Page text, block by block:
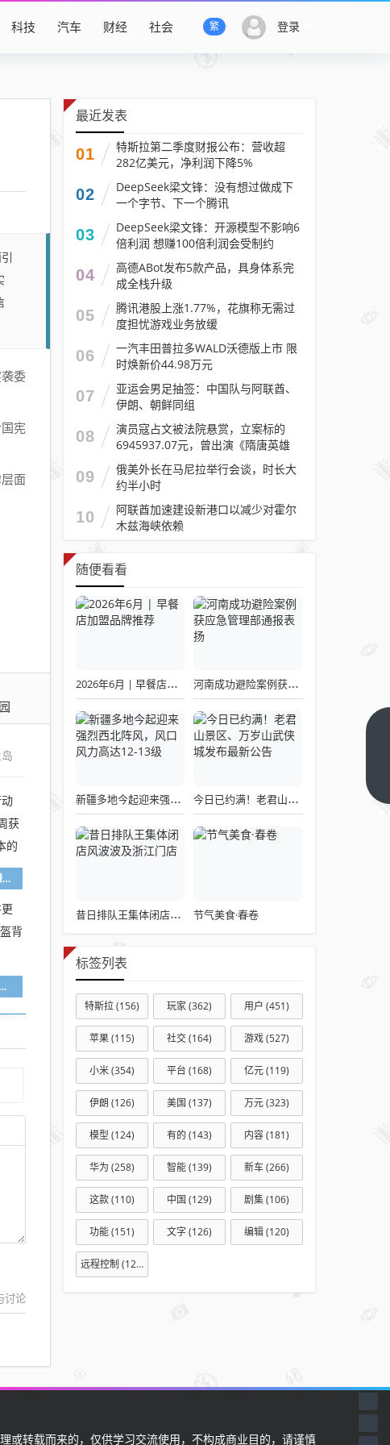
登录
繁
科技 汽车 财经 社会
委
宪
面
特朗普再谈对委军事行动“赚翻了”：美军行动第一周获得1亿桶石油，收益是成本的4至5倍
全球热议，买下加州并更名新丹麦，米老鼠维京头盔背后的故事
讨论
最近发表
01
特斯拉第二季度财报公布：营收超
282亿美元，净利润下降5%
02
DeepSeek梁文锋：没有想过做成下
一个字节、下一个腾讯
03
DeepSeek梁文锋：开源模型不影响6
倍利润 想赚100倍利润会受制约
04
高德ABot发布5款产品，具身体系完
成全栈升级
05
腾讯港股上涨1.77%，花旗称无需过
度担忧游戏业务放缓
06
一汽丰田普拉多WALD沃德版上市 限
时焕新价44.98万元
07
亚运会男足抽签：中国队与阿联酋、
伊朗、朝鲜同组
08
演员寇占文被法院悬赏，立案标的
6945937.07元，曾出演《隋唐英雄
传》《逐玉》《镖人》等
09
俄美外长在马尼拉举行会谈，时长大
约半小时
10
阿联酋加速建设新港口以减少对霍尔
木兹海峡依赖
随便看看
2026年6月 | 早餐店加盟品牌推荐 河南成功避险案例获应急管理部通报表扬
新疆多地今起迎来强烈西北阵风，风口风力高达12-13级 今日已约满！老君山景区、万岁山武侠城发布最新公告
昔日排队王集体闭店风波波及浙江门店 节气美食·春卷
标签列表
特斯拉(156) 玩家(362) 用户 (451)
苹果(115) 社交(164) 游戏(527)
小米(354) 平台 (168) 亿元(119)
伊朗 (126) 美国 (137) 万元(323)
模型 (124) 有的 (143) 内容(181)
华为 (258) 智能(139) 新车(266)
这款(110) 中国 (129) 剧集(106)
功能(151) 文字(126) 编辑(120)
远程控制 (127)
转载而来的，仅供学习交流使用，不构成商业目的，请谨慎